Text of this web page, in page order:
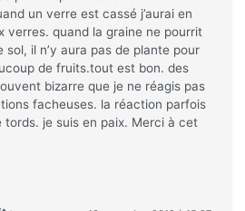
un verre est cassé j’aurai en
verres. quand la graine ne pourrit
sol, il n’y aura pas de plante pour
de fruits.tout est bon. des
bizarre que je ne réagis pas
facheuses. la réaction parfois
tords. je suis en paix. Merci à cet